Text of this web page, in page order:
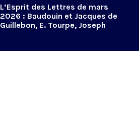
L’Esprit des Lettres de mars
2026 : Baudouin et Jacques de
Guillebon, E. Tourpe, Joseph